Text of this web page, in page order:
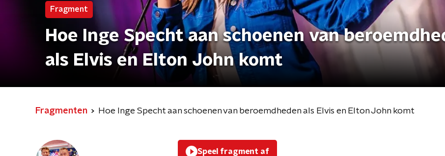
Fragment
Hoe Inge Specht aan schoenen van
als Elvis en Elton John komt
Fragmenten Hoe Inge Specht aan schoenen van beroemdheden als Elvis en Elton John komt
Speel fragment af